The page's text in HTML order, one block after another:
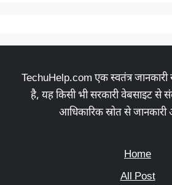
TechuHelp.com एक स्वतंत्र जानकारी
है, यह किसी भी सरकारी वेबसाइट से
आधिकारिक स्रोत से
Home
All Post